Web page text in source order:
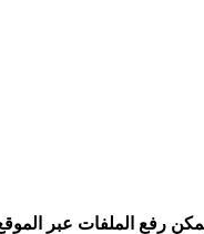
رفع الملفات عبر